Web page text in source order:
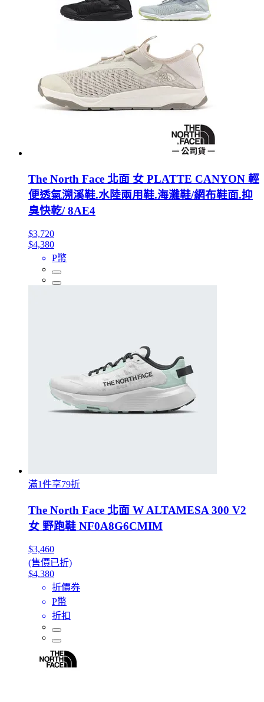
The North Face 北面 女 PLATTE CANYON 輕
便透氣溯溪鞋.水陸兩用鞋.海灘鞋/網布鞋面.抑
臭快乾/ 8AE4
$3,720
$4,380
P幣
滿1件享79折
The North Face 北面 W ALTAMESA 300 V2
女 野跑鞋 NF0A8G6CMIM
$3,460
(售價已折)
$4,380
折價券
P幣
折扣